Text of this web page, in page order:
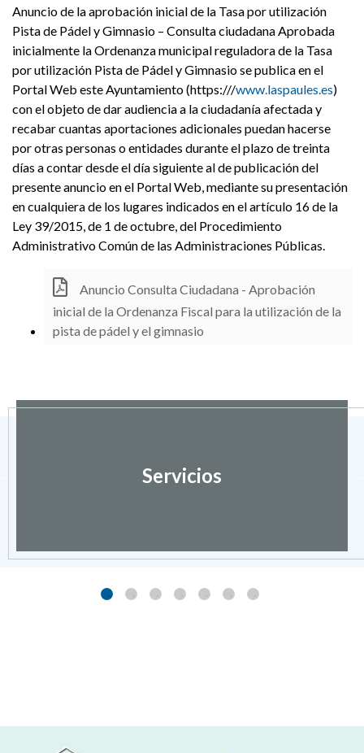
Anuncio de la aprobación inicial de la Tasa por utilización
Pista de Pádel y Gimnasio – Consulta ciudadana Aprobada
inicialmente la Ordenanza municipal reguladora de la Tasa
por utilización Pista de Pádel y Gimnasio se publica en el
Portal Web este Ayuntamiento (https:///www.laspaules.es)
con el objeto de dar audiencia a la ciudadanía afectada y
recabar cuantas aportaciones adicionales puedan hacerse
por otras personas o entidades durante el plazo de treinta
días a contar desde el día siguiente al de publicación del
presente anuncio en el Portal Web, mediante su presentación
en cualquiera de los lugares indicados en el artículo 16 de la
Ley 39/2015, de 1 de octubre, del Procedimiento
Administrativo Común de las Administraciones Públicas.
Anuncio Consulta Ciudadana - Aprobación
inicial de la Ordenanza Fiscal para la utilización de la
pista de pádel y el gimnasio
Servicios